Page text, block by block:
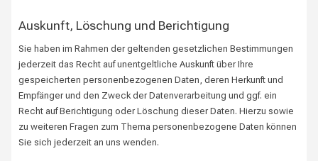
Auskunft, Löschung und Berichtigung
Sie haben im Rahmen der geltenden gesetzlichen Bestimmungen
jederzeit das Recht auf unentgeltliche Auskunft über Ihre
gespeicherten personenbezogenen Daten, deren Herkunft und
Empfänger und den Zweck der Datenverarbeitung und ggf. ein
Recht auf Berichtigung oder Löschung dieser Daten. Hierzu sowie
zu weiteren Fragen zum Thema personenbezogene Daten können
Sie sich jederzeit an uns wenden.